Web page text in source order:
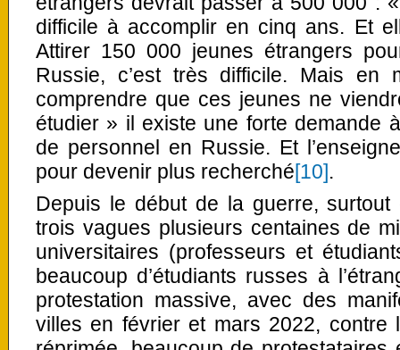
difficile à accomplir en cinq ans. Et
Attirer 150 000 jeunes étrangers
Russie, c’est très difficile. Mais en
comprendre que ces jeunes ne
étudier » il existe une forte demande
de personnel en Russie. Et
pour devenir plus recherché[10].
Depuis le début de la guerre,
trois vagues plusieurs centaines de
universitaires (professeurs et
beaucoup d’étudiants russes à
protestation massive, avec des
villes en février et mars 2022, contre